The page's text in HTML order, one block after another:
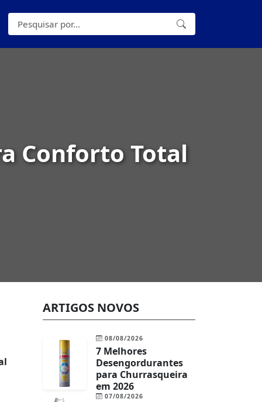
Conforto Total
ARTIGOS NOVOS
08/08/2026
7 Melhores
Desengordurantes
para Churrasqueira
em 2026
07/08/2026